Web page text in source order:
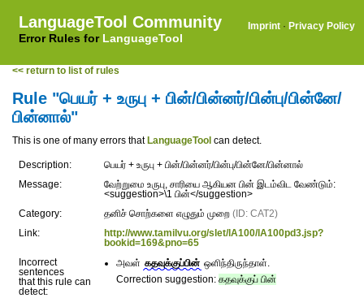
LanguageTool Community
Error Rules for LanguageTool
Imprint · Privacy Policy
<< return to list of rules
Rule "பெயர் + உருபு + பின்/பின்னர்/பின்பு/பின்னே/
பின்னால்"
This is one of many errors that LanguageTool can detect.
Description:
பெயர் + உருபு + பின்/பின்னர்/பின்பு/பின்னே/பின்னால்
Message:
வேற்றுமை உருபு, சாரியை ஆகியன பின் இடம்விட வேண்டும்:
<suggestion>\1 பின்</suggestion>
Category:
தனிச் சொற்களை எழுதும் முறை (ID: CAT2)
Link:
http://www.tamilvu.org/slet/lA100/lA100pd3.jsp?
bookid=169&pno=65
Incorrect
sentences
that this rule can
detect:
அவள் கதவுக்குப்பின் ஒளிந்திருந்தாள்.
Correction suggestion: கதவுக்குப் பின்